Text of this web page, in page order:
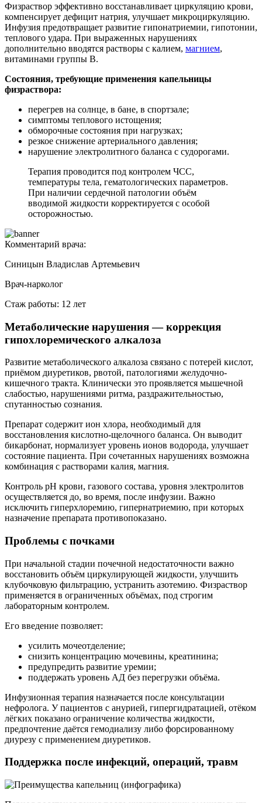
Физраствор эффективно восстанавливает циркуляцию крови,
компенсирует дефицит натрия, улучшает микроциркуляцию.
Инфузия предотвращает развитие гипонатриемии, гипотонии,
теплового удара. При выраженных нарушениях
дополнительно вводятся растворы с калием, магнием,
витаминами группы В.
Состояния, требующие применения капельницы
физраствора:
перегрев на солнце, в бане, в спортзале;
симптомы теплового истощения;
обморочные состояния при нагрузках;
резкое снижение артериального давления;
нарушение электролитного баланса с судорогами.
Терапия проводится под контролем ЧСС,
температуры тела, гематологических параметров.
При наличии сердечной патологии объём
вводимой жидкости корректируется с особой
осторожностью.
Комментарий врача:
Синицын Владислав Артемьевич
Врач-нарколог
Стаж работы: 12 лет
Метаболические нарушения — коррекция
гипохлоремического алкалоза
Развитие метаболического алкалоза связано с потерей кислот,
приёмом диуретиков, рвотой, патологиями желудочно-
кишечного тракта. Клинически это проявляется мышечной
слабостью, нарушениями ритма, раздражительностью,
спутанностью сознания.
Препарат содержит ион хлора, необходимый для
восстановления кислотно-щелочного баланса. Он выводит
бикарбонат, нормализует уровень ионов водорода, улучшает
состояние пациента. При сочетанных нарушениях возможна
комбинация с растворами калия, магния.
Контроль pH крови, газового состава, уровня электролитов
осуществляется до, во время, после инфузии. Важно
исключить гиперхлоремию, гипернатриемию, при которых
назначение препарата противопоказано.
Проблемы с почками
При начальной стадии почечной недостаточности важно
восстановить объём циркулирующей жидкости, улучшить
клубочковую фильтрацию, устранить азотемию. Физраствор
применяется в ограниченных объёмах, под строгим
лабораторным контролем.
Его введение позволяет:
усилить мочеотделение;
снизить концентрацию мочевины, креатинина;
предупредить развитие уремии;
поддержать уровень АД без перегрузки объёма.
Инфузионная терапия назначается после консультации
нефролога. У пациентов с анурией, гипергидратацией, отёком
лёгких показано ограничение количества жидкости,
предпочтение даётся гемодиализу либо форсированному
диурезу с применением диуретиков.
Поддержка после инфекций, операций, травм